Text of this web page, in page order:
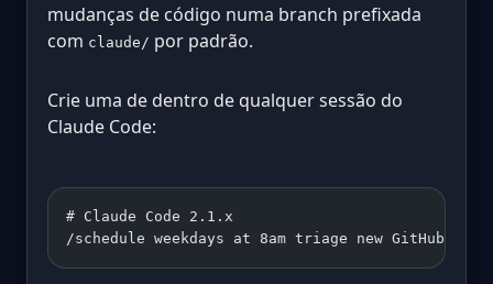
mudanças de código numa branch prefixada
com claude/ por padrão.
Crie uma de dentro de qualquer sessão do
Claude Code:
# Claude Code 2.1.x
/schedule weekdays at 8am triage new GitHub